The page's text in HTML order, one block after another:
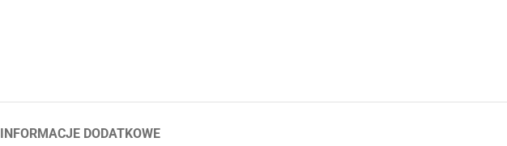
INFORMACJE DODATKOWE